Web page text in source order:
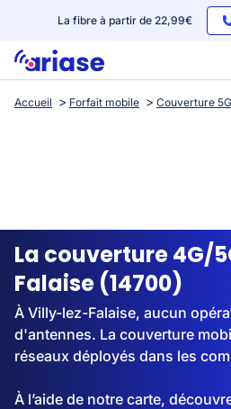
La fibre à partir de 22,99€
Box internet
Streaming
Accueil Forfait mobile Couverture 5G
La couverture 4G/
Falaise (14700)
À Villy-lez-Falaise, aucun
d'antennes. La couverture
réseaux déployés dans les
À l’aide de notre carte,